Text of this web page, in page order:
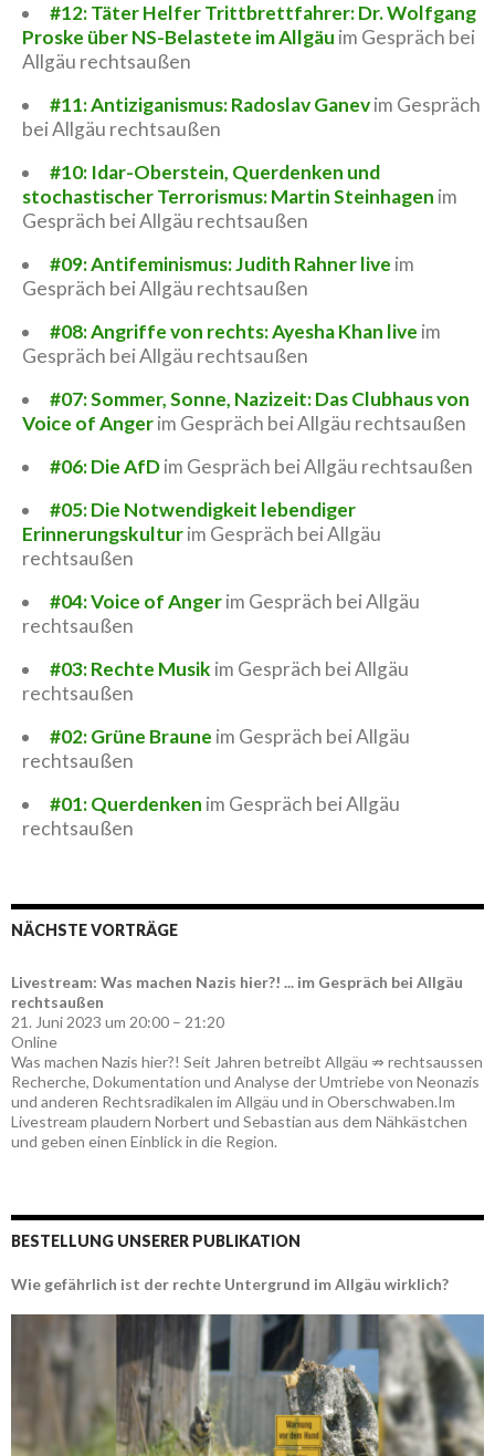
#12: Täter Helfer Trittbrettfahrer: Dr. Wolfgang
Proske über NS-Belastete im Allgäu im Gespräch bei
Allgäu rechtsaußen
#11: Antiziganismus: Radoslav Ganevim Gespräch
bei Allgäu rechtsaußen
#10: Idar-Oberstein, Querdenken und
stochastischer Terrorismus: Martin Steinhagen im
Gespräch bei Allgäu rechtsaußen
#09: Antifeminismus: Judith Rahner live im
Gespräch bei Allgäu rechtsaußen
#08: Angriffe von rechts: Ayesha Khan live im
Gespräch bei Allgäu rechtsaußen
#07: Sommer, Sonne, Nazizeit: Das Clubhaus von
Voice of Angerim Gespräch bei Allgäu rechtsaußen
#06: Die AfDim Gespräch bei Allgäu rechtsaußen
#05: Die Notwendigkeit lebendiger
Erinnerungskulturim Gespräch bei Allgäu
rechtsaußen
#04: Voice of Angerim Gespräch bei Allgäu
rechtsaußen
#03: Rechte Musik im Gespräch bei Allgäu
rechtsaußen
#02: Grüne Braune im Gespräch bei Allgäu
rechtsaußen
#01: Querdenken im Gespräch bei Allgäu
rechtsaußen
NÄCHSTE VORTRÄGE
Livestream: Was machen Nazis hier?! ... im Gespräch bei Allgäu
rechtsaußen
21. Juni 2023 um 20:00 – 21:20
Online
Was machen Nazis hier?! Seit Jahren betreibt Allgäu ⇏ rechtsaussen
Recherche, Dokumentation und Analyse der Umtriebe von Neonazis
und anderen Rechtsradikalen im Allgäu und in Oberschwaben.Im
Livestream plaudern Norbert und Sebastian aus dem Nähkästchen
und geben einen Einblick in die Region.
BESTELLUNG UNSERER PUBLIKATION
Wie gefährlich ist der rechte Untergrund im Allgäu wirklich?